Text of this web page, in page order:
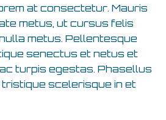
at consectetur. Mauris
metus, ut cursus felis
metus. Pellentesque
senectus et netus et
turpis egestas. Phasellus
scelerisque in et